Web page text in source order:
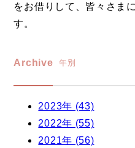
をお借りして、皆々さま
す。
Archive 年別
2023年 (43)
2022年 (55)
2021年 (56)